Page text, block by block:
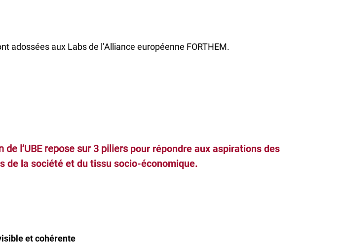
adossées aux Labs de l’Alliance européenne FORTHEM.
l’UBE repose sur 3 pilierspour répondre aux aspirations des
de la société et du tissu socio-économique.
et cohérente